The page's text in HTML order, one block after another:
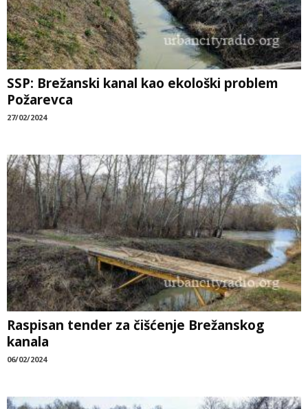
SSP: Brežanski kanal kao ekološki problem
Požarevca
27/02/2024
Raspisan tender za čišćenje Brežanskog
kanala
06/02/2024